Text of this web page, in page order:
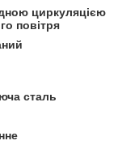
циркуляцією
повітря
сталь